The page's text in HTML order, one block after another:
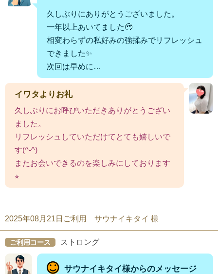
久しぶりにありがとうございました。
一年以上あいてました🥹
相変わらずの私好みの強揉みでリフレッシュ
できました✨
次回は早めに…
イワタよりお礼
久しぶりにお呼びいただきありがとうござい
ました。
リフレッシュしていただけてとても嬉しいで
す(^-^)
またお会いできるのを楽しみにしております
⭐︎
2025年08月21日ご利用 サウナイキタイ 様
ご利用コース ストロング
サウナイキタイ様からのメッセージ